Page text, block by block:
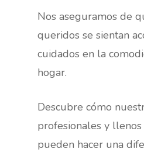
Nos aseguramos de
queridos se sientan
cuidados en la
hogar.
Descubre cómo
profesionales y
pueden hacer una